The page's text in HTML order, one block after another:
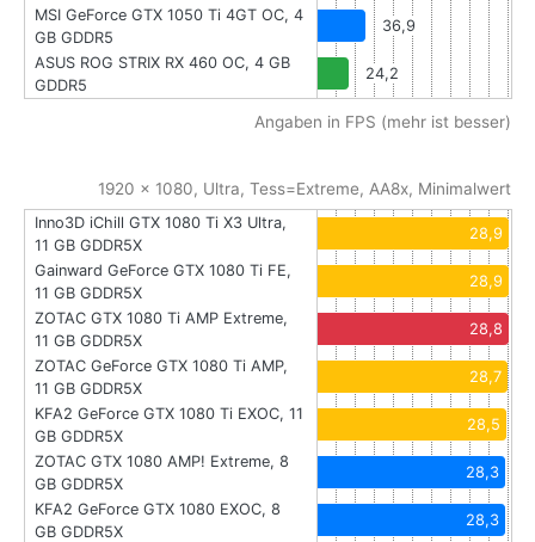
MSI GeForce GTX 1050 Ti 4GT OC, 4
GB GDDR5
36,9
ASUS ROG STRIX RX 460 OC, 4 GB
GDDR5
24,2
Angaben in FPS (mehr ist besser)
1920 x 1080, Ultra, Tess=Extreme, AA8x, Minimalwert
Inno3D iChill GTX 1080 Ti X3 Ultra,
11 GB GDDR5X
28,9
Gainward GeForce GTX 1080 Ti FE,
11 GB GDDR5X
28,9
ZOTAC GTX 1080 Ti AMP Extreme,
11 GB GDDR5X
28,8
ZOTAC GeForce GTX 1080 Ti AMP,
11 GB GDDR5X
28,7
KFA2 GeForce GTX 1080 Ti EXOC, 11
GB GDDR5X
28,5
ZOTAC GTX 1080 AMP! Extreme, 8
GB GDDR5X
28,3
KFA2 GeForce GTX 1080 EXOC, 8
GB GDDR5X
28,3